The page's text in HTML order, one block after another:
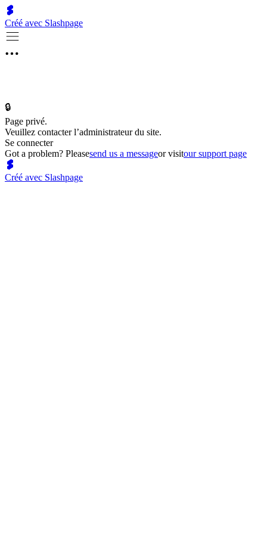
Créé avec Slashpage
🔒
Page privé.
Veuillez contacter l’administrateur du site.
Se connecter
Got a problem? Pleasesend us a messageor visitour support page
Créé avec Slashpage